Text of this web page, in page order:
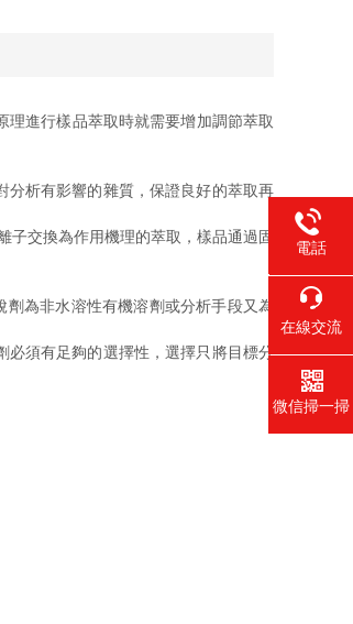
進行樣品萃取時就需要增加調節萃取
析有影響的雜質，保證良好的萃取再
交換為作用機理的萃取，樣品通過固
為非水溶性有機溶劑或分析手段又為
須有足夠的選擇性，選擇只將目標分
電話
李
在線交流
微信掃一掃